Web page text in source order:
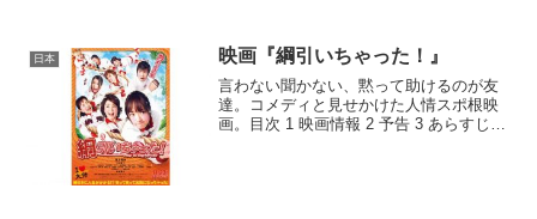
日本 映画『綱引いちゃった！』
言わない聞かない、黙って助けるのが友
達。コメディと見せかけた人情スポ根映
画。目次 1 映画情報 2 予告 3 あらすじ 4